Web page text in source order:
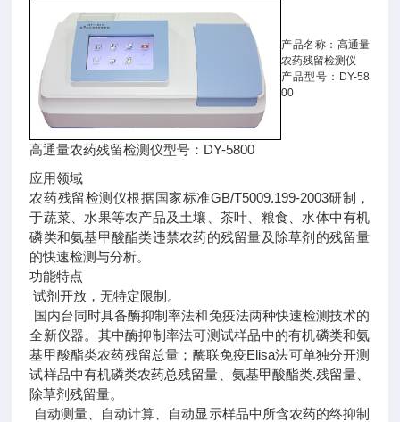
产品名称：高通量
农药残留检测仪
产品型号：DY-58
00
高通量农药残留检测仪型号：DY-5800
应用领域
农药残留检测仪根据国家标准GB/T5009.199-2003研制，
于蔬菜、水果等农产品及土壤、茶叶、粮食、水体中有机
磷类和氨基甲酸酯类违禁农药的残留量及除草剂的残留量
的快速检测与分析。
功能特点
试剂开放，无特定限制。
国内台同时具备酶抑制率法和免疫法两种快速检测技术的
全新仪器。其中酶抑制率法可测试样品中的有机磷类和氨
基甲酸酯类农药残留总量；酶联免疫Elisa法可单独分开测
试样品中有机磷类农药总残留量、氨基甲酸酯类.残留量、
除草剂残留量。
自动测量、自动计算、自动显示样品中所含农药的终抑制